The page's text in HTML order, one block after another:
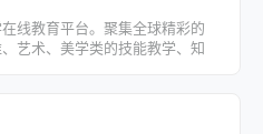
线教育平台。聚集全球精彩的
艺术、美学类的技能教学、知